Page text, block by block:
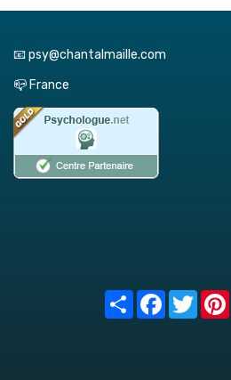
📧 psy@chantalmaille.com
📪 France
Share Facebook